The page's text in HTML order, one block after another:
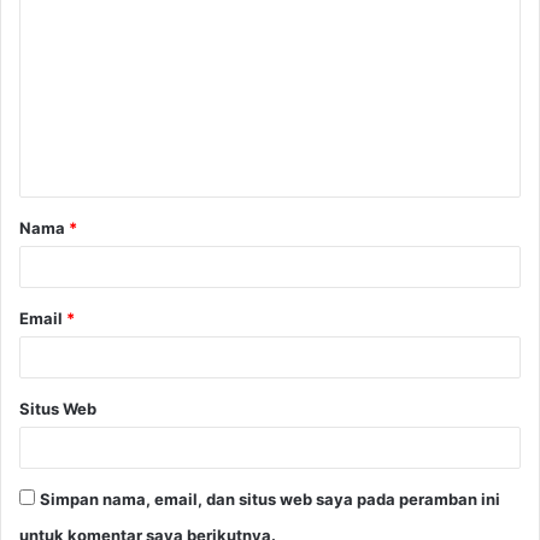
a
r
Nama *
Email *
Situs Web
Simpan nama, email, dan situs web saya pada peramban ini
untuk komentar saya berikutnya.